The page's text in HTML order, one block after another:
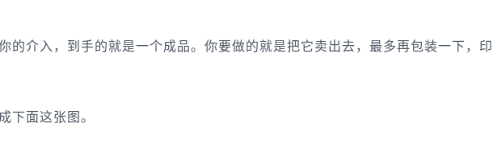
的介入，到手的就是一个成品。你要做的就是把它卖出去，最多再包装一下，
下面这张图。